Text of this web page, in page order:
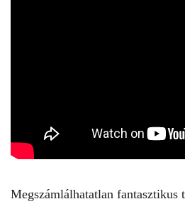
Megszámlálhatatlan fantasztikus